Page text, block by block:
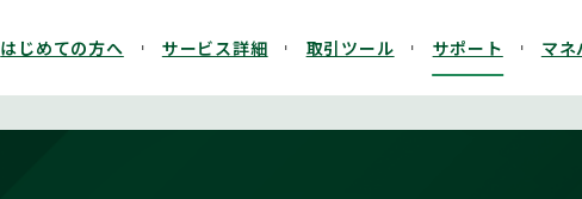
はじめての方へ サービス詳細 取引ツール サポート マネ